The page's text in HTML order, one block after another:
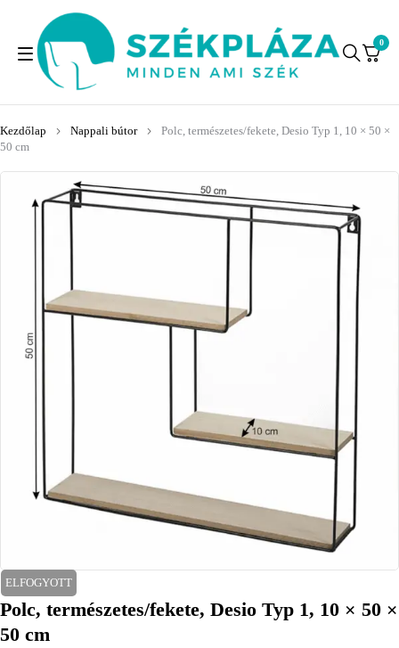
0
Kezdőlap Nappali bútor
Polc, természetes/fekete, Desio Typ 1, 10 × 50 ×
50 cm
ELFOGYOTT
Polc, természetes/fekete, Desio Typ 1, 10 × 50 ×
50 cm